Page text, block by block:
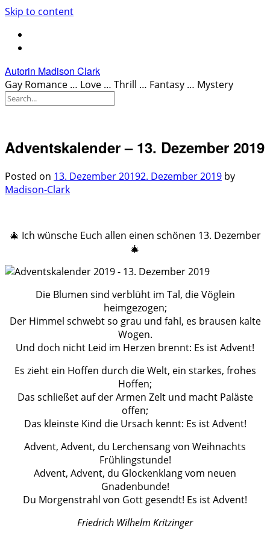
Skip to content
Autorin Madison Clark
Gay Romance … Love … Thrill … Fantasy … Mystery
Adventskalender – 13. Dezember 2019
Posted on 13. Dezember 20192. Dezember 2019 by
Madison-Clark
🎄 Ich wünsche Euch allen einen schönen 13. Dezember
🎄
Die Blumen sind verblüht im Tal, die Vöglein
heimgezogen;
Der Himmel schwebt so grau und fahl, es brausen kalte
Wogen.
Und doch nicht Leid im Herzen brennt: Es ist Advent!
Es zieht ein Hoffen durch die Welt, ein starkes, frohes
Hoffen;
Das schließet auf der Armen Zelt und macht Paläste
offen;
Das kleinste Kind die Ursach kennt: Es ist Advent!
Advent, Advent, du Lerchensang von Weihnachts
Frühlingstunde!
Advent, Advent, du Glockenklang vom neuen
Gnadenbunde!
Du Morgenstrahl von Gott gesendt! Es ist Advent!
Friedrich Wilhelm Kritzinger